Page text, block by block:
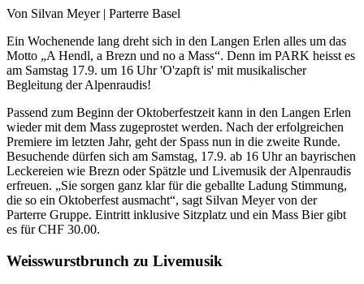
Von Silvan Meyer | Parterre Basel
Ein Wochenende lang dreht sich in den Langen Erlen alles um das
Motto „A Hendl, a Brezn und no a Mass“. Denn im PARK heisst es
am Samstag 17.9. um 16 Uhr 'O'zapft is' mit musikalischer
Begleitung der Alpenraudis!
Passend zum Beginn der Oktoberfestzeit kann in den Langen Erlen
wieder mit dem Mass zugeprostet werden. Nach der erfolgreichen
Premiere im letzten Jahr, geht der Spass nun in die zweite Runde.
Besuchende dürfen sich am Samstag, 17.9. ab 16 Uhr an bayrischen
Leckereien wie Brezn oder Spätzle und Livemusik der Alpenraudis
erfreuen. „Sie sorgen ganz klar für die geballte Ladung Stimmung,
die so ein Oktoberfest ausmacht“, sagt Silvan Meyer von der
Parterre Gruppe. Eintritt inklusive Sitzplatz und ein Mass Bier gibt
es für CHF 30.00.
Weisswurstbrunch zu Livemusik